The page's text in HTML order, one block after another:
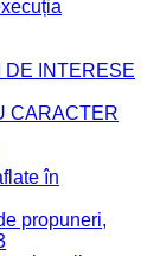
DE INTERESE
CARACTER
în
propuneri,